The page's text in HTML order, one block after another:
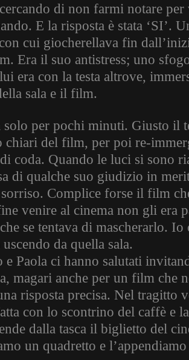
di non farmi notare per
E la risposta è stata ‘SI’.
cui giocherellava fin
Era il suo antistress; uno
era con la testa altrove,
sala e il film.
solo per pochi minuti. Giusto il
chiari del film, per poi re-
coda. Quando le luci si sono
di qualche suo giudizio in
Complice forse il film
venire al cinema non gli era
se tentava di mascherarlo.
da quella sala.
e Paola ci hanno salutati
magari anche per un film che
risposta precisa. Nel tragitto
con lo scontrino del caffè e
dalla tasca il biglietto del
un quadretto e